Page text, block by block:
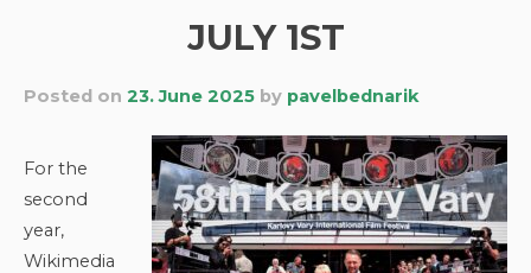
JULY 1ST
Posted on 23. June 2025 by pavelbednarik
For the
second
year,
Wikimedia